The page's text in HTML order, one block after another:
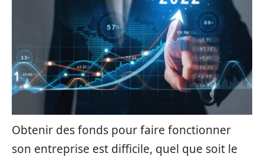
Obtenir des fonds pour faire fonctionner
son entreprise est difficile, quel que soit le